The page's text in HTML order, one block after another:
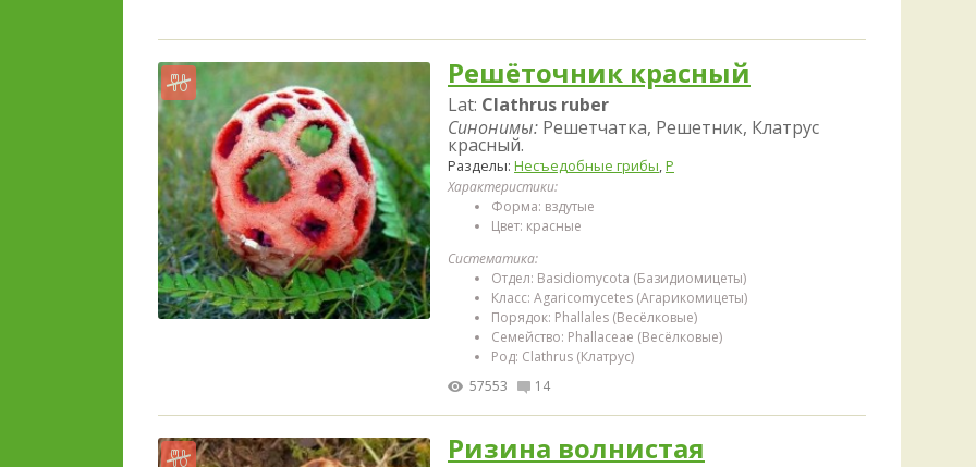
Решёточник красный
Lat: Clathrus ruber
Синонимы: Решетчатка, Решетник, Клатрус
красный.
Разделы: Несъедобные грибы,Р
Характеристики:
Форма: вздутые
Цвет: красные
Систематика:
Отдел: Basidiomycota (Базидиомицеты)
Класс: Agaricomycetes (Агарикомицеты)
Порядок: Phallales (Весёлковые)
Семейство: Phallaceae (Весёлковые)
Род: Clathrus (Клатрус)
57553
14
Ризина волнистая